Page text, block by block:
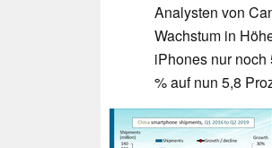
Analysten von
Wachstum in
iPhones nur
% auf nun 5,8